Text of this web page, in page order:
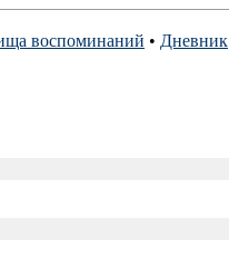
воспоминаний • Дневник